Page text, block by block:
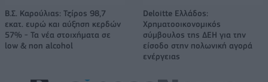
Β.Σ. Καρούλιας: Τζίρος 98,7
εκατ. ευρώ και αύξηση κερδών
57% - Τα νέα στοιχήματα σε
low & non alcohol
Deloitte Ελλάδος:
Χρηματοοικονομικός
σύμβουλος της ΔΕΗ για την
είσοδο στην πολωνική αγορά
ενέργειας